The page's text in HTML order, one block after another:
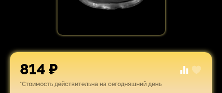
814 ₽
*Стоимость действительна на сегодняшний день